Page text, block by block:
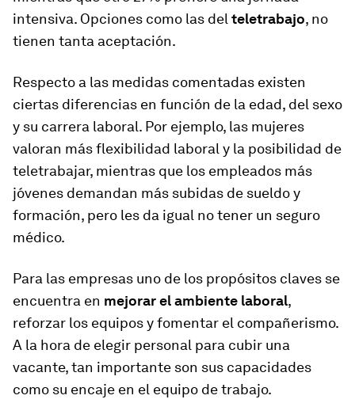
intensiva. Opciones como las del teletrabajo, no
tienen tanta aceptación.
Respecto a las medidas comentadas existen
ciertas diferencias en función de la edad, del sexo
y su carrera laboral. Por ejemplo, las mujeres
valoran más flexibilidad laboral y la posibilidad de
teletrabajar, mientras que los empleados más
jóvenes demandan más subidas de sueldo y
formación, pero les da igual no tener un seguro
médico.
Para las empresas uno de los propósitos claves se
encuentra en mejorar el ambiente laboral,
reforzar los equipos y fomentar el compañerismo.
A la hora de elegir personal para cubir una
vacante, tan importante son sus capacidades
como su encaje en el equipo de trabajo.